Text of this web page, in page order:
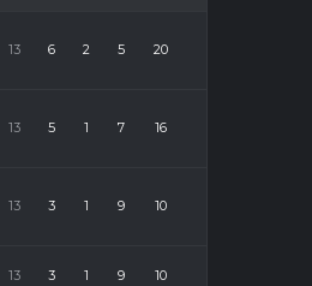
13 6 2 5 20
13 5 1 7 16
13 3 1 9 10
13 3 1 9 10